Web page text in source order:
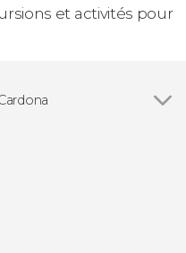
et activités pour